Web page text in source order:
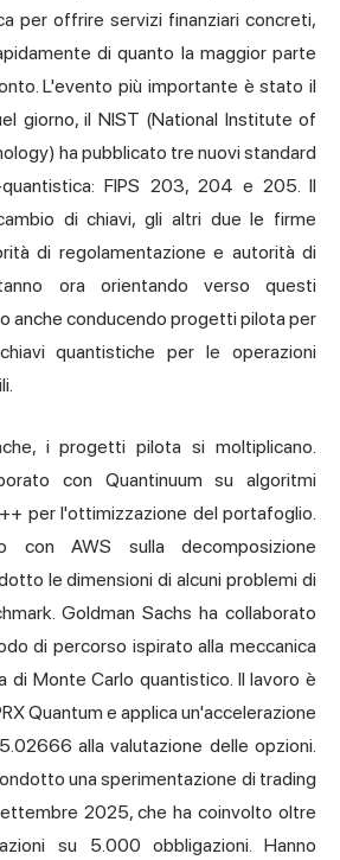
per offrire servizi finanziari concreti,
di quanto la maggior parte
L'evento più importante è stato il
giorno, il NIST (National Institute of
ha pubblicato tre nuovi standard
FIPS 203, 204 e 205. Il
di chiavi, gli altri due le firme
di regolamentazione e autorità di
ora orientando verso questi
anche conducendo progetti pilota per
quantistiche per le operazioni
i progetti pilota si moltiplicano.
con Quantinuum su algoritmi
per l'ottimizzazione del portafoglio.
con AWS sulla decomposizione
le dimensioni di alcuni problemi di
Goldman Sachs ha collaborato
di percorso ispirato alla meccanica
di Monte Carlo quantistico. Il lavoro è
Quantum e applica un'accelerazione
alla valutazione delle opzioni.
una sperimentazione di trading
2025, che ha coinvolto oltre
su 5.000 obbligazioni. Hanno